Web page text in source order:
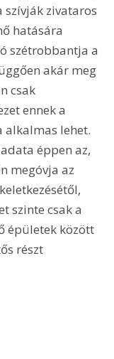
zivataros
hatására
szétrobbantja a
akár meg
csak
ennek a
alkalmas lehet.
éppen az,
megóvja az
szinte csak a
épületek között
részt